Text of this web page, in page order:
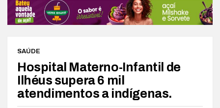
SAÚDE
Hospital Materno-Infantil de
Ilhéus supera 6 mil
atendimentos a indígenas.